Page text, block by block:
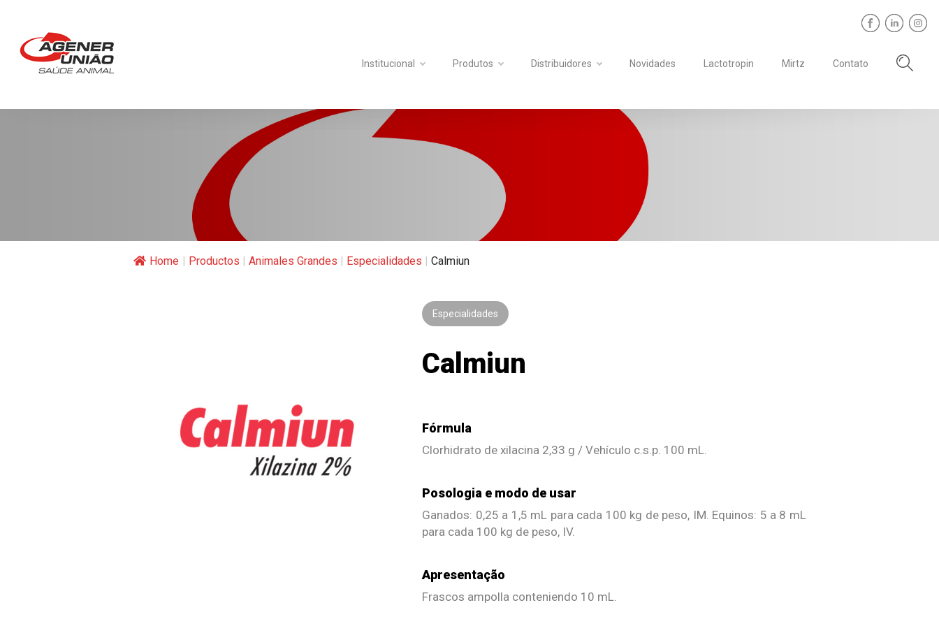
Institucional Produtos Distribuidores Novidades Lactotropin Mirtz Contato
Home | Productos | Animales Grandes | Especialidades | Calmiun
Especialidades
Calmiun
Fórmula
Clorhidrato de xilacina 2,33 g / Vehículo c.s.p. 100 mL.
Posologia e modo de usar
Ganados: 0,25 a 1,5 mL para cada 100 kg de peso, IM. Equinos: 5 a 8 mL
para cada 100 kg de peso, IV.
Apresentação
Frascos ampolla conteniendo 10 mL.